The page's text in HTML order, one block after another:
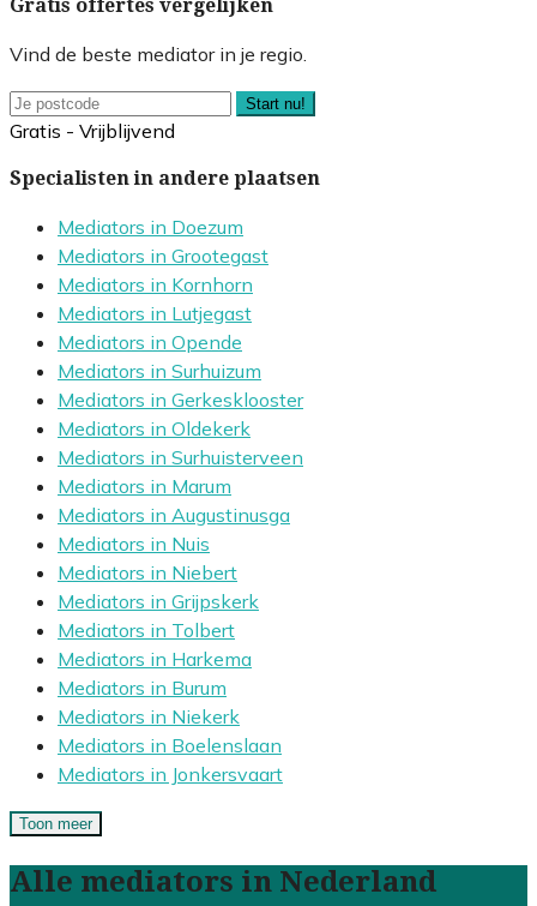
Gratis offertes vergelijken
Vind de beste mediator in je regio.
Start nu!
Gratis - Vrijblijvend
Specialisten in andere plaatsen
Mediators in Doezum
Mediators in Grootegast
Mediators in Kornhorn
Mediators in Lutjegast
Mediators in Opende
Mediators in Surhuizum
Mediators in Gerkesklooster
Mediators in Oldekerk
Mediators in Surhuisterveen
Mediators in Marum
Mediators in Augustinusga
Mediators in Nuis
Mediators in Niebert
Mediators in Grijpskerk
Mediators in Tolbert
Mediators in Harkema
Mediators in Burum
Mediators in Niekerk
Mediators in Boelenslaan
Mediators in Jonkersvaart
Toon meer
Alle mediators in Nederland